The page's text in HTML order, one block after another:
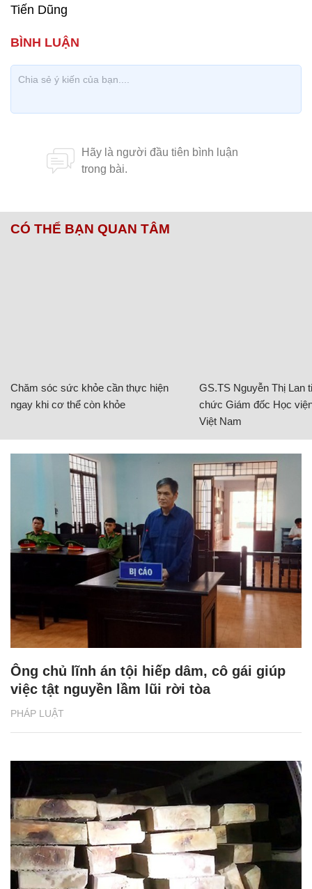
Tiến Dũng
CÓ THỂ BẠN QUAN TÂM
Chăm sóc sức khỏe cần thực hiện
ngay khi cơ thể còn khỏe
GS.TS Nguyễn Thị Lan
chức Giám đốc Học
Việt Nam
PHÁP LUẬT
Ông chủ lĩnh án tội hiếp dâm, cô gái giúp
việc tật nguyền lầm lũi rời tòa